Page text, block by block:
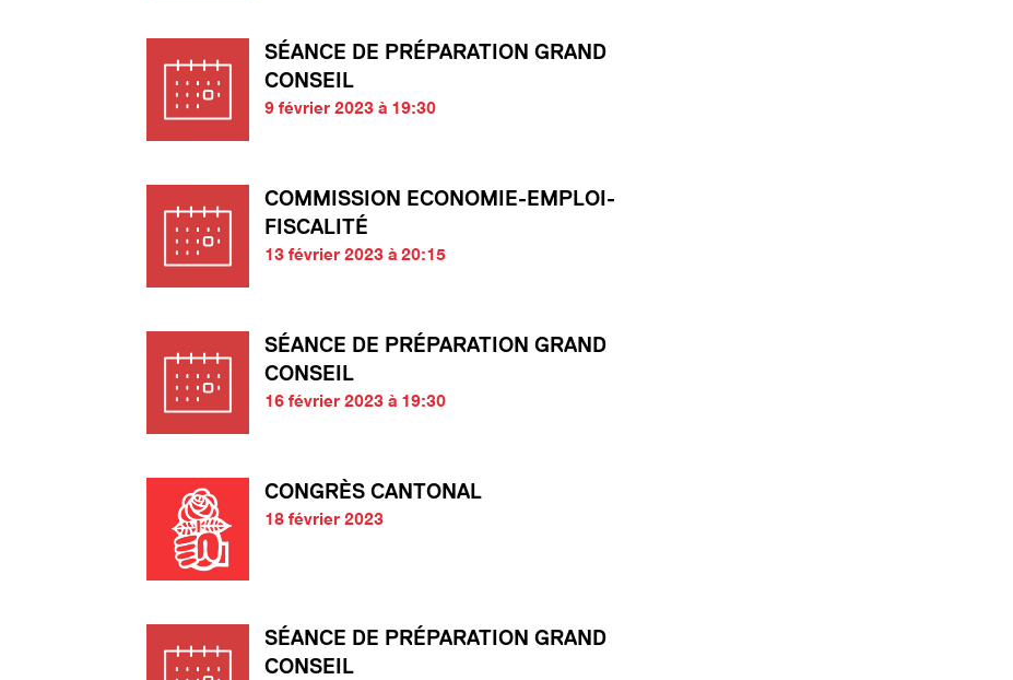
SÉANCE DE PRÉPARATION GRAND
CONSEIL
9 février 2023 à 19:30
COMMISSION ECONOMIE-EMPLOI-
FISCALITÉ
13 février 2023 à 20:15
SÉANCE DE PRÉPARATION GRAND
CONSEIL
16 février 2023 à 19:30
CONGRÈS CANTONAL
18 février 2023
SÉANCE DE PRÉPARATION GRAND
CONSEIL